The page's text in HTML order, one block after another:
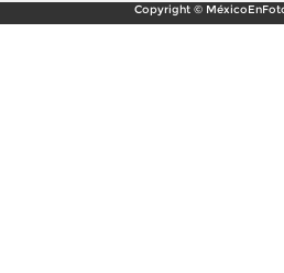
Copyright ©